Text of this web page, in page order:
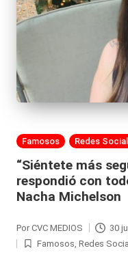
Publicada
Famosos Redes
“Siéntete más
respondió con
Nacha Michelson
por
Por CVC MEDIOS 30
Publicada
Famosos, Redes